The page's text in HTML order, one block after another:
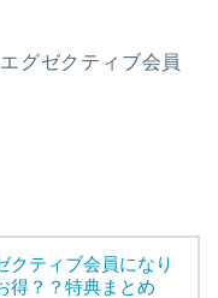
グゼクティブ会員
クティブ会員になり
得？？特典まとめ